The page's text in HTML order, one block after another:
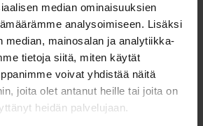
median ominaisuuksien
analysoimiseen. Lisäksi
median, mainosalan ja analytiikka-
tietoja siitä, miten käytät
voivat yhdistää näitä
joita olet antanut heille tai joita on
heidän palvelujaan.
Tuoteasiakirjat
Pikaopas